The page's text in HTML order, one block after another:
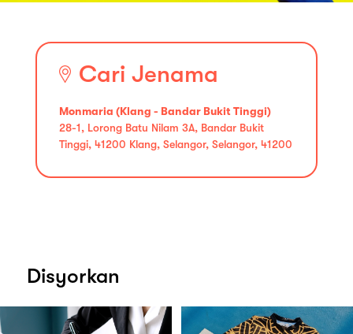
Cari Jenama
Monmaria (Klang - Bandar Bukit Tinggi)
28-1, Lorong Batu Nilam 3A, Bandar Bukit
Tinggi, 41200 Klang, Selangor, Selangor, 41200
Disyorkan